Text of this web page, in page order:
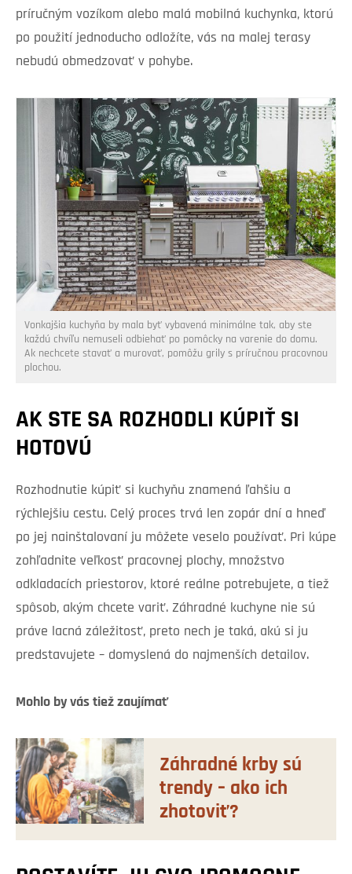
príručným vozíkom alebo malá mobilná kuchynka, ktorú
po použití jednoducho odložíte, vás na malej terasy
nebudú obmedzovať v pohybe.
Vonkajšia kuchyňa by mala byť vybavená minimálne tak, aby ste
každú chvíľu nemuseli odbiehať po pomôcky na varenie do domu.
Ak nechcete stavať a murovať, pomôžu grily s príručnou pracovnou
plochou.
AK STE SA ROZHODLI KÚPIŤ SI
HOTOVÚ
Rozhodnutie kúpiť si kuchyňu znamená ľahšiu a
rýchlejšiu cestu. Celý proces trvá len zopár dní a hneď
po jej nainštalovaní ju môžete veselo používať. Pri kúpe
zohľadnite veľkosť pracovnej plochy, množstvo
odkladacích priestorov, ktoré reálne potrebujete, a tiež
spôsob, akým chcete variť. Záhradné kuchyne nie sú
práve lacná záležitosť, preto nech je taká, akú si ju
predstavujete – domyslená do najmenších detailov.
Mohlo by vás tiež zaujímať
Záhradné krby sú
trendy – ako ich
zhotoviť?